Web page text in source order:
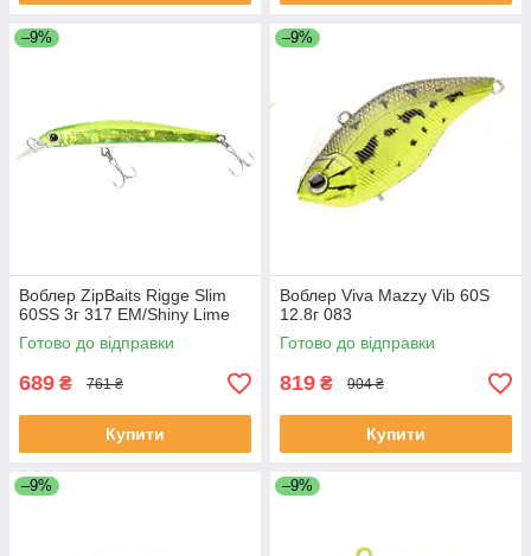
–9%
Воблер ZipBaits Rigge Slim
60SS 3г 317 EM/Shiny Lime
Готово до відправки
689 ₴ 761 ₴
Купити
–9%
Воблер Viva Mazzy Vib 60S
12.8г 083
Готово до відправки
819 ₴ 904 ₴
Купити
–9% –9%